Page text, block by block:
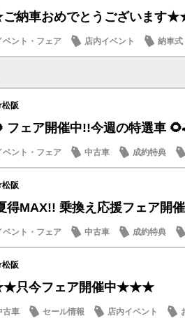
納車おめでとうございます
ベント・フェア 店内イベント 納車式
阪
フェア開催中!!今週の特選車
ベント・フェア 中古車 成約特典
阪
得MAX!! 乗換え応援フェア開
ベント・フェア 中古車 成約特典
阪
只今フェア開催中★★★
古車 セール情報 店内イベント